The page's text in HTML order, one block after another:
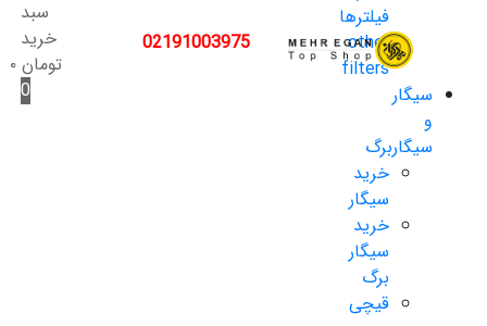
فیلترها
other
filters
سیگار
و
سیگاربرگ
خرید
سیگار
خرید
سیگار
برگ
قیچی
02191003975
سبد
خرید
تومان۰
0